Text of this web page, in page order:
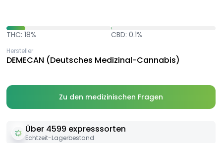
THC: 18% CBD: 0.1%
Hersteller
DEMECAN (Deutsches Medizinal-Cannabis)
Zu den medizinischen Fragen
Über 4599 expresssorten
Echtzeit-Lagerbestand